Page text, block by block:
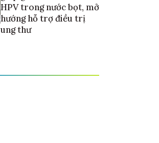
HPV trong nước bọt, mở
hướng hỗ trợ điều trị
ung thư